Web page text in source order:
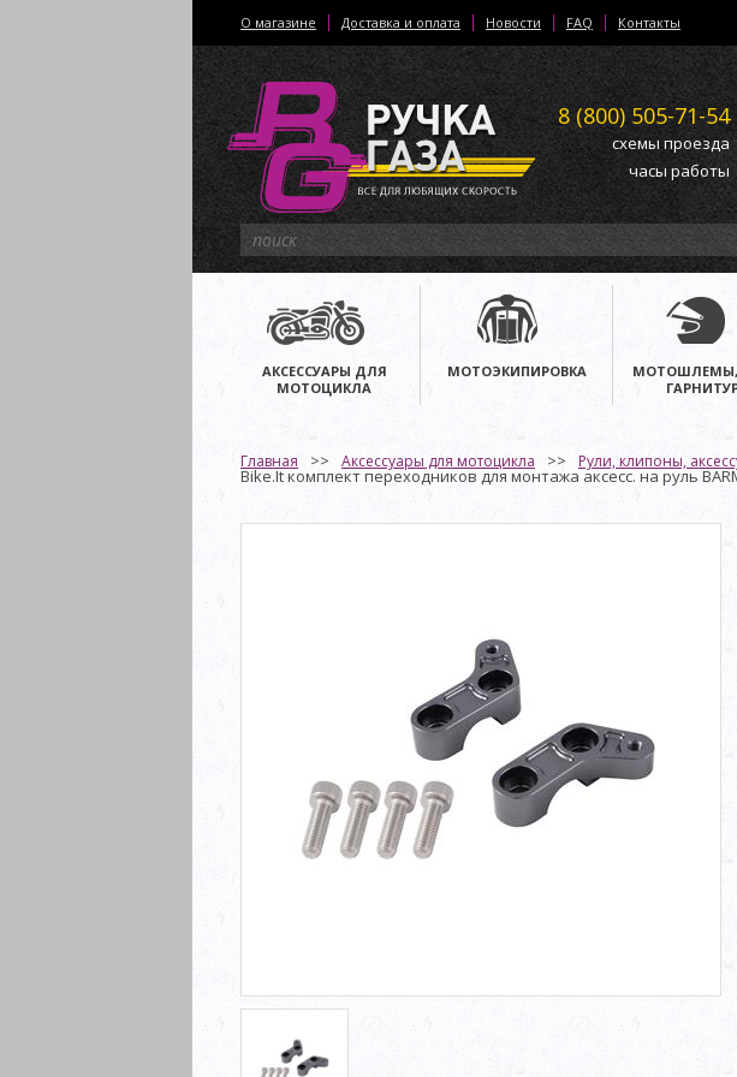
О магазине Доставка и оплата Новости FAQ Контакты
8 (800) 505-71-54
схемы проезда
часы работы
АКСЕССУАРЫ ДЛЯ
МОТОЦИКЛА
МОТОЭКИПИРОВКА
МОТОШЛЕМЫ,
Главная Аксессуары для мотоцикла Рули, клипоны,
Bike.It комплект переходников для монтажа аксесс. на руль